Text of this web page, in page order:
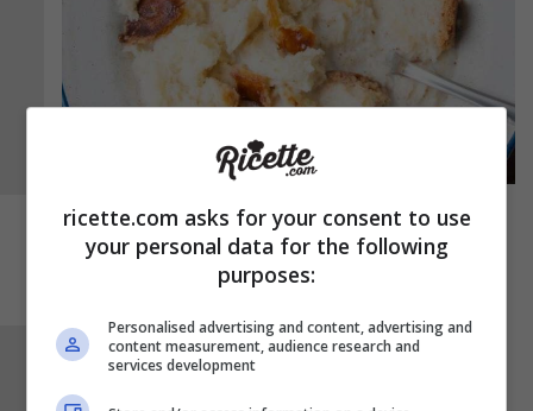
Intanto mettete in ammollo l’uvetta nel succo
ricavato dall’arancia, in modo da reidratarla.
ricette.com asks for your consent to use
your personal data for the following
purposes:
Personalised advertising and content, advertising and
content measurement, audience research and
services development